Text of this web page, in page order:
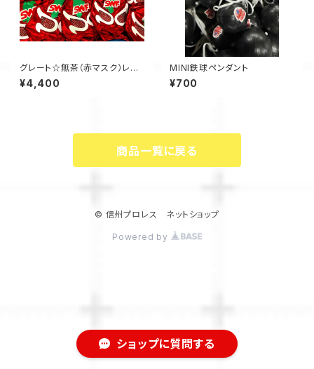
ショップに質問する
グレート☆無茶（赤マスク）レプ
リカ応援マスク
¥4,400
MINI鉄球ペンダント
¥700
商品一覧に戻る
© 信州プロレス ネットショップ
Powered by